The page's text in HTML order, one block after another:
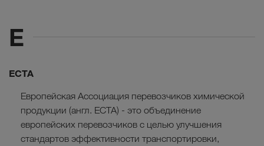
E
ECTA
Европейская Ассоциация перевозчиков химической
продукции (англ. ECTA) - это объединение
европейских перевозчиков с целью улучшения
стандартов эффективности транспортировки,